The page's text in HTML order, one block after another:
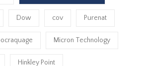
Dow cov Purenat
Micron Technology
Hinkley Point